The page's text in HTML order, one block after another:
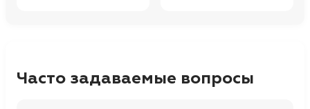
Часто задаваемые вопросы